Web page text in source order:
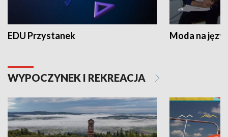
EDU Przystanek Moda na
WYPOCZYNEK I REKREACJA